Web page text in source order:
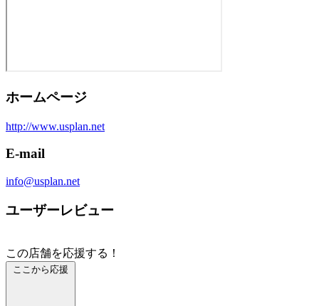
ホームページ
http://www.usplan.net
E-mail
info@usplan.net
ユーザーレビュー
この店舗を応援する！
ここから応援